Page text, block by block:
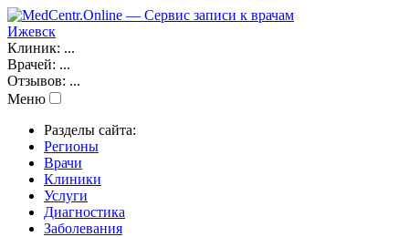
Ижевск
Клиник: ...
Врачей: ...
Отзывов: ...
Меню
Разделы сайта:
Регионы
Врачи
Клиники
Услуги
Диагностика
Заболевания